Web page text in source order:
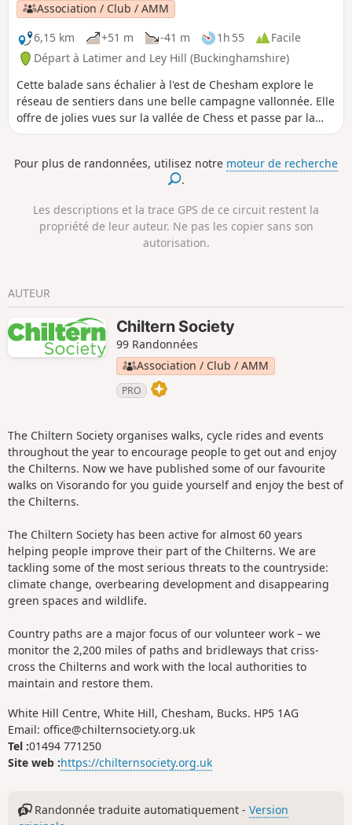
Association / Club / AMM
6,15 km
+51 m -41 m 1h 55
Facile
Départ à Latimer and Ley Hill (Buckinghamshire)
Cette balade sans échalier à l'est de Chesham explore le
réseau de sentiers dans une belle campagne vallonnée. Elle
offre de jolies vues sur la vallée de Chess et passe par la
réserve naturelle de Cowcroft Wood où l'on peut trouver des
l'été.
Pour plus de randonnées, utilisez notre moteur de recherche
.
Les descriptions et la trace GPS de ce circuit restent la
propriété de leur auteur. Ne pas les copier sans son
autorisation.
AUTEUR
Chiltern Society
99 Randonnées
Association / Club / AMM
PRO
The Chiltern Society organises walks, cycle rides and events
throughout the year to encourage people to get out and enjoy
the Chilterns. Now we have published some of our favourite
walks on Visorando for you guide yourself and enjoy the best of
the Chilterns.
The Chiltern Society has been active for almost 60 years
helping people improve their part of the Chilterns. We are
tackling some of the most serious threats to the countryside:
climate change, overbearing development and disappearing
green spaces and wildlife.
Country paths are a major focus of our volunteer work – we
monitor the 2,200 miles of paths and bridleways that criss-
cross the Chilterns and work with the local authorities to
maintain and restore them.
White Hill Centre, White Hill, Chesham, Bucks. HP5 1AG
Email: office@chilternsociety.org.uk
Tel :01494 771250
Site web :https://chilternsociety.org.uk
Randonnée traduite automatiquement -Version